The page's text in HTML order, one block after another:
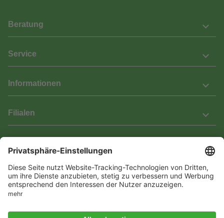
Beratung
Service
Informationen
Filialen
Barrierefreiheit
Wir bemühen uns, unsere Website barrierefrei zu gestalten.
Einige Inhalte und Funktionen sind derzeit jedoch noch nicht
vollständig zugänglich. Wenn Sie auf Barrieren stoßen oder Hilfe
benötigen, kontaktieren Sie uns bitte unter service[at]knutzen.de.
Vertrag widerrufen
© 2026 Das Laminat & Parketthaus GmbH